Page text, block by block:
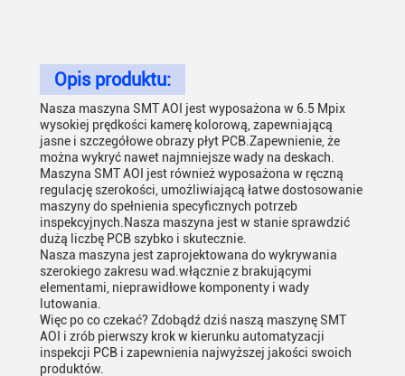
Opis produktu:
Nasza maszyna SMT AOI jest wyposażona w 6.5 Mpix
wysokiej prędkości kamerę kolorową, zapewniającą
jasne i szczegółowe obrazy płyt PCB.Zapewnienie, że
można wykryć nawet najmniejsze wady na deskach.
Maszyna SMT AOI jest również wyposażona w ręczną
regulację szerokości, umożliwiającą łatwe dostosowanie
maszyny do spełnienia specyficznych potrzeb
inspekcyjnych.Nasza maszyna jest w stanie sprawdzić
dużą liczbę PCB szybko i skutecznie.
Nasza maszyna jest zaprojektowana do wykrywania
szerokiego zakresu wad.włącznie z brakującymi
elementami, nieprawidłowe komponenty i wady
lutowania.
Więc po co czekać? Zdobądź dziś naszą maszynę SMT
AOI i zrób pierwszy krok w kierunku automatyzacji
inspekcji PCB i zapewnienia najwyższej jakości swoich
produktów.